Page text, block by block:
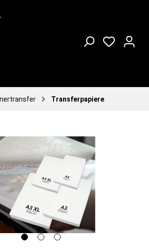
Transferpapiere